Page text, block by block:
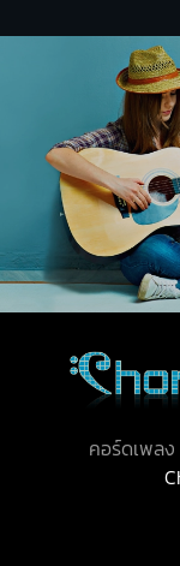
คอร์ดเพล